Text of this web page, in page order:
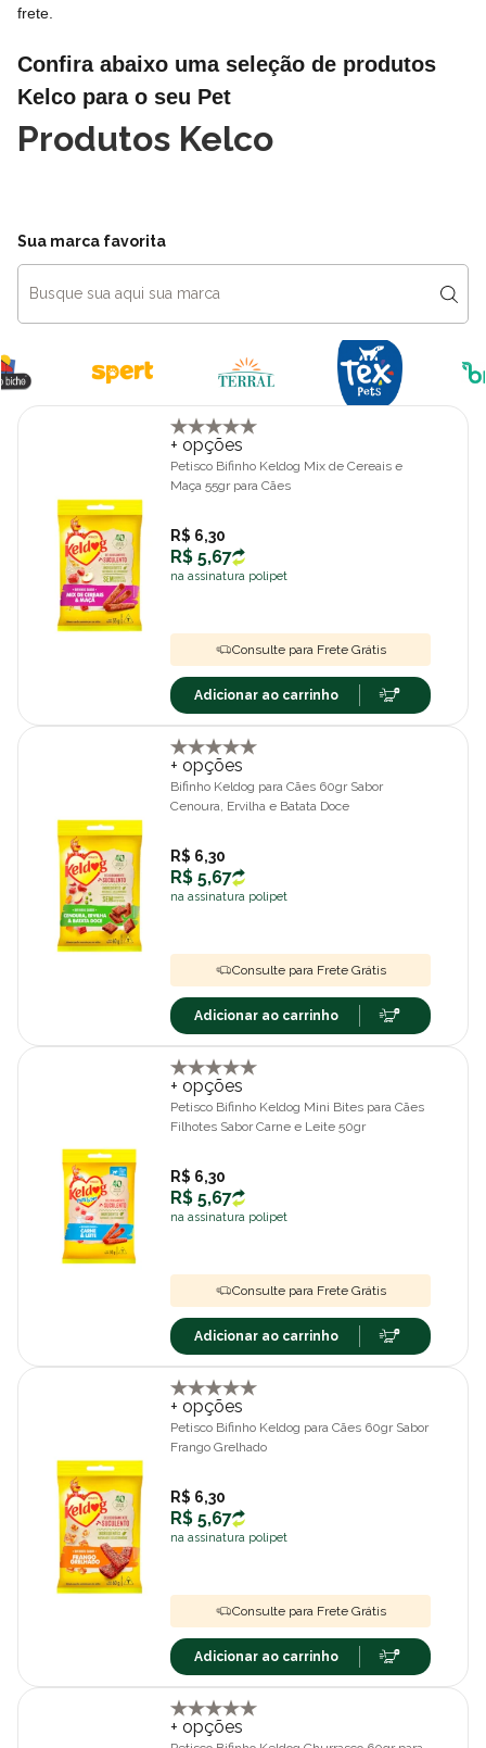
frete
Confira abaixo uma seleção de produtos
Kelco para o seu Pet
Produtos Kelco
Sua marca favorita
+ opções
Petisco Bifinho Keldog Mix de Cereais e
Maça 55gr para Cães
R$ 6,30
R$ 5,67
na assinatura polipet
Consulte para Frete Grátis
Adicionar ao carrinho
+ opções
Bifinho Keldog para Cães 60gr Sabor
Cenoura, Ervilha e Batata Doce
R$ 6,30
R$ 5,67
na assinatura polipet
Consulte para Frete Grátis
Adicionar ao carrinho
+ opções
Petisco Bifinho Keldog Mini Bites para Cães
Filhotes Sabor Carne e Leite 50gr
R$ 6,30
R$ 5,67
na assinatura polipet
Consulte para Frete Grátis
Adicionar ao carrinho
+ opções
Petisco Bifinho Keldog para Cães 60gr Sabor
Frango Grelhado
R$ 6,30
R$ 5,67
na assinatura polipet
Consulte para Frete Grátis
Adicionar ao carrinho
+ opções